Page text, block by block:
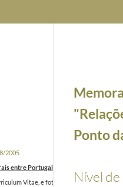
2005
entre Portugal e a Índia. Ponto da
Vitae, e fotografia de sua esposa,
Ponto
Nível